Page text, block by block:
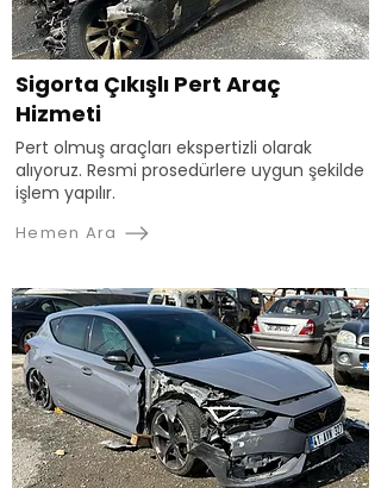
Sigorta Çıkışlı Pert Araç
Hizmeti
Pert olmuş araçları ekspertizli olarak
alıyoruz. Resmi prosedürlere uygun şekilde
işlem yapılır.
Hemen Ara